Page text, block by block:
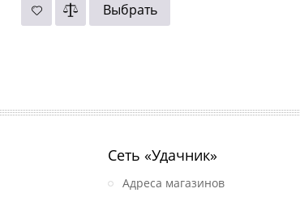
Выбрать
Сеть «Удачник»
Адреса магазинов